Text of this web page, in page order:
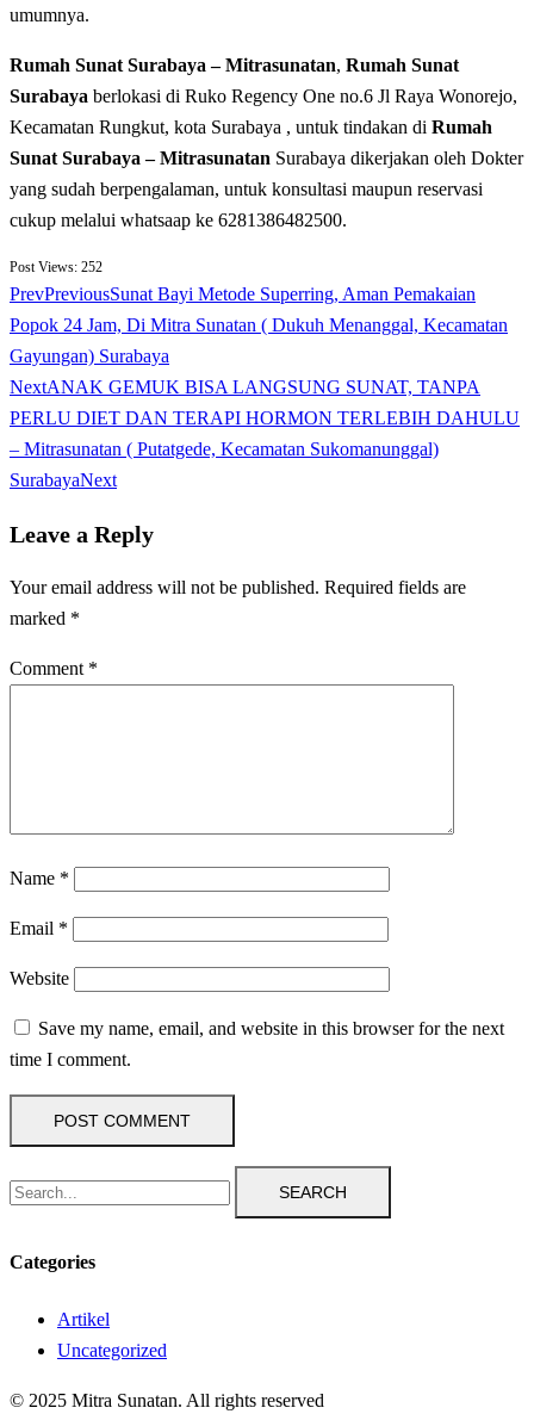
umumnya.
Rumah Sunat Surabaya – Mitrasunatan, Rumah Sunat
Surabaya berlokasi di Ruko Regency One no.6 Jl Raya Wonorejo,
Kecamatan Rungkut, kota Surabaya , untuk tindakan di Rumah
Sunat Surabaya – Mitrasunatan Surabaya dikerjakan oleh Dokter
yang sudah berpengalaman, untuk konsultasi maupun reservasi
cukup melalui whatsaap ke 6281386482500.
Post Views: 252
PrevPreviousSunat Bayi Metode Superring, Aman Pemakaian
Popok 24 Jam, Di Mitra Sunatan ( Dukuh Menanggal, Kecamatan
Gayungan) Surabaya
NextANAK GEMUK BISA LANGSUNG SUNAT, TANPA
PERLU DIET DAN TERAPI HORMON TERLEBIH DAHULU
– Mitrasunatan ( Putatgede, Kecamatan Sukomanunggal)
SurabayaNext
Leave a Reply
Your email address will not be published. Required fields are
marked *
Comment *
Name *
Email *
Website
Save my name, email, and website in this browser for the next
time I comment.
SEARCH
Categories
Artikel
Uncategorized
© 2025 Mitra Sunatan. All rights reserved